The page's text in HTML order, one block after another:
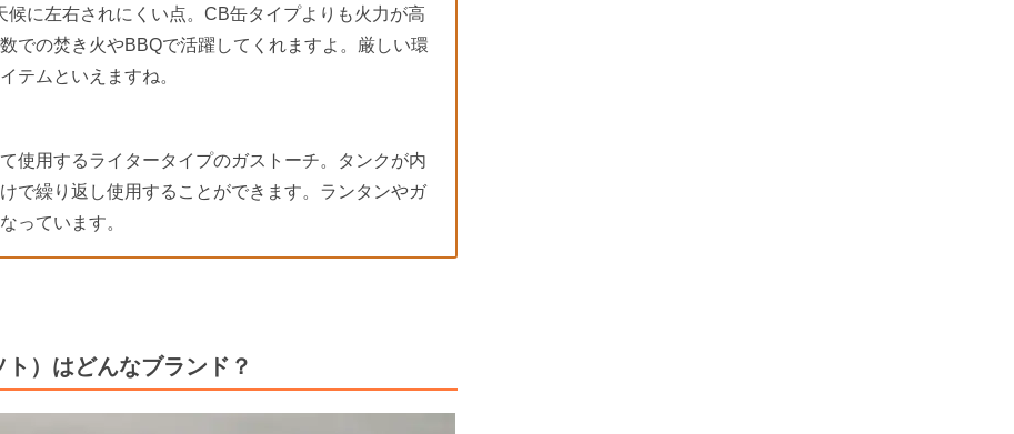
に左右されにくい点。CB缶タイプよりも火力が高
での焚き火やBBQで活躍してくれますよ。厳しい環
テムといえますね。
使用するライタータイプのガストーチ。タンクが内
で繰り返し使用することができます。ランタンやガ
っています。
）はどんなブランド？